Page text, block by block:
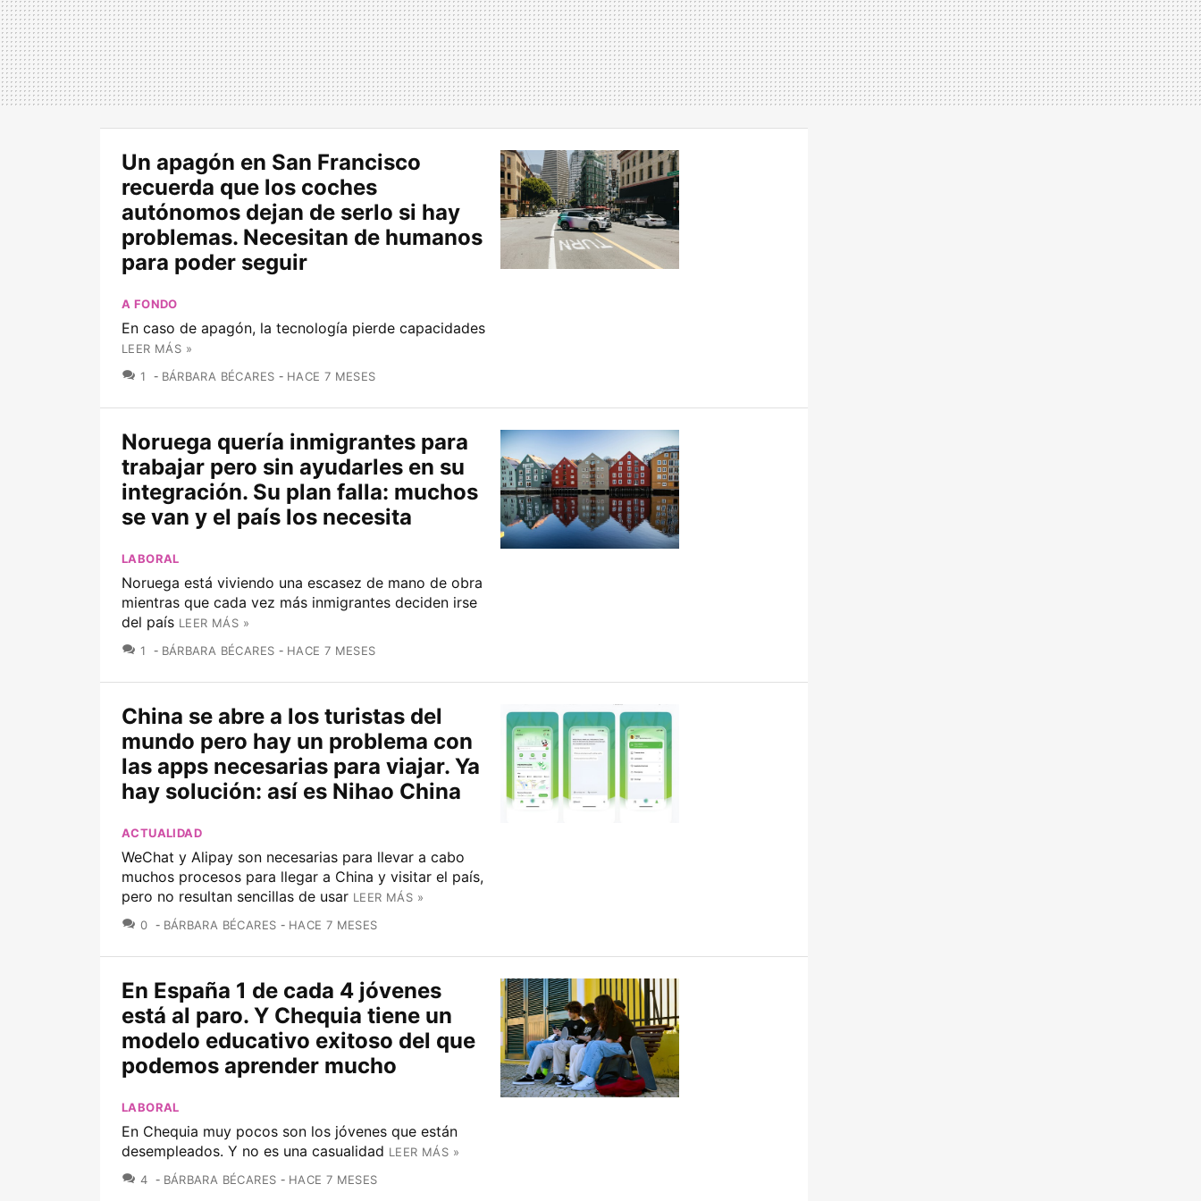
Un apagón en San Francisco
recuerda que los coches
autónomos dejan de serlo si hay
problemas. Necesitan de humanos
para poder seguir
A FONDO
En caso de apagón, la tecnología pierde capacidades
LEER MÁS »
1
COMENTARIOS
BÁRBARA BÉCARES HACE 7 MESES
Noruega quería inmigrantes para
trabajar pero sin ayudarles en su
integración. Su plan falla: muchos
se van y el país los necesita
LABORAL
Noruega está viviendo una escasez de mano de obra
mientras que cada vez más inmigrantes deciden irse
del país LEER MÁS »
1
COMENTARIOS
BÁRBARA BÉCARES HACE 7 MESES
China se abre a los turistas del
mundo pero hay un problema con
las apps necesarias para viajar. Ya
hay solución: así es Nihao China
ACTUALIDAD
WeChat y Alipay son necesarias para llevar a cabo
muchos procesos para llegar a China y visitar el país,
pero no resultan sencillas de usar LEER MÁS »
0 COMENTARIOS
BÁRBARA BÉCARES HACE 7 MESES
En España 1 de cada 4 jóvenes
está al paro. Y Chequia tiene un
modelo educativo exitoso del que
podemos aprender mucho
LABORAL
En Chequia muy pocos son los jóvenes que están
desempleados. Y no es una casualidad LEER MÁS »
4 COMENTARIOS
BÁRBARA BÉCARES HACE 7 MESES